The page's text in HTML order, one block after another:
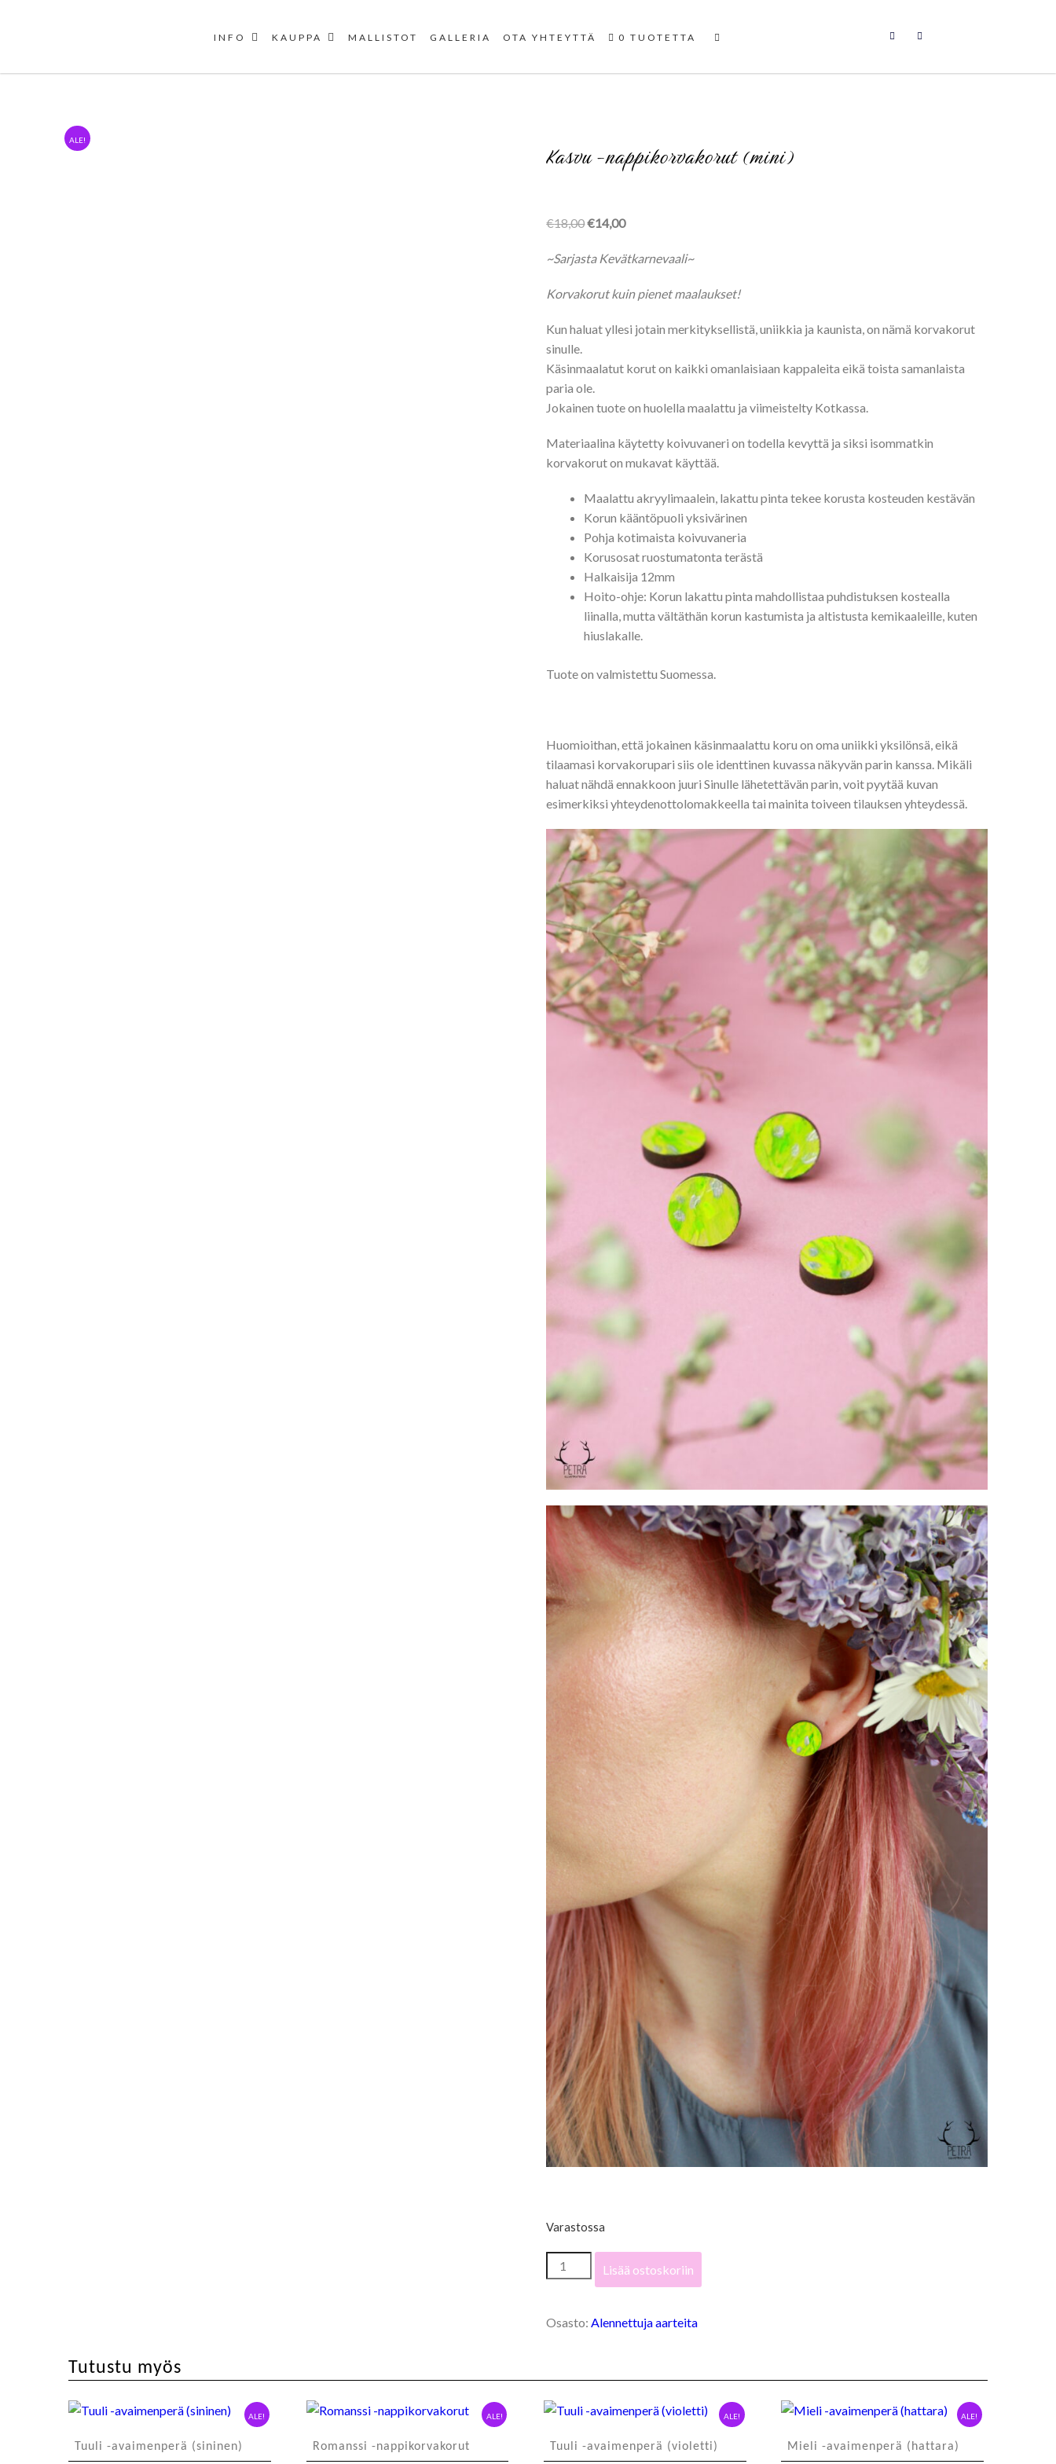
Uniikit taidetuotteet
INFO KAUPPA MALLISTOT GALLERIA OTA YHTEYTTÄ 0 TUOTETTA
ALE! Kasvu -nappikorvakorut (mini)
€18,00Alkuperäinen
oli:
€14,00Nykyinen
on:
~Sarjasta Kevätkarnevaali~
Korvakorut kuin pienet maalaukset!
Kun haluat yllesi jotain merkityksellistä, uniikkia ja kaunista, on nämä korvakorut
sinulle.
Käsinmaalatut korut on kaikki omanlaisiaan kappaleita eikä toista samanlaista
paria ole.
Jokainen tuote on huolella maalattu ja viimeistelty Kotkassa.
Materiaalina käytetty koivuvaneri on todella kevyttä ja siksi isommatkin
korvakorut on mukavat käyttää.
Maalattu akryylimaalein, lakattu pinta tekee korusta kosteuden kestävän
Korun kääntöpuoli yksivärinen
Pohja kotimaista koivuvaneria
Korusosat ruostumatonta terästä
Halkaisija 12mm
Hoito-ohje: Korun lakattu pinta mahdollistaa puhdistuksen kostealla
liinalla, mutta vältäthän korun kastumista ja altistusta kemikaaleille, kuten
hiuslakalle.
Tuote on valmistettu Suomessa.
Huomioithan, että jokainen käsinmaalattu koru on oma uniikki yksilönsä, eikä
tilaamasi korvakorupari siis ole identtinen kuvassa näkyvän parin kanssa. Mikäli
haluat nähdä ennakkoon juuri Sinulle lähetettävän parin, voit pyytää kuvan
esimerkiksi yhteydenottolomakkeella tai mainita toiveen tilauksen yhteydessä.
Varastossa
Kasvu
-
(mini)
Lisää ostoskoriin
Osasto:Alennettuja aarteita
Tutustu myös
ALE!
Tuuli -avaimenperä (sininen)
ALE!
Romanssi -nappikorvakorut
ALE!
Tuuli -avaimenperä (violetti)
ALE!
Mieli -avaimenperä (hattara)